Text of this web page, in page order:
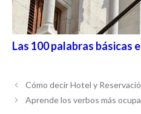
Las 100 palabras básicas
Cómo decir Hotel y
Aprende los verbos más